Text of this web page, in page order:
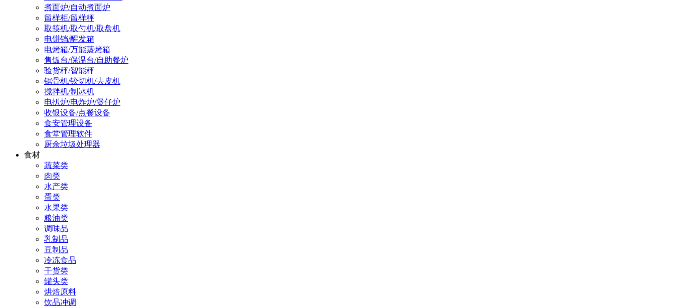
煮面炉/自动煮面炉
留样柜/留样秤
取筷机/取勺机/取盘机
电饼铛/醒发箱
电烤箱/万能蒸烤箱
售饭台/保温台/自助餐炉
验货秤/智能秤
锯骨机/铰切机/去皮机
搅拌机/制冰机
电扒炉/电炸炉/煲仔炉
收银设备/点餐设备
食安管理设备
食堂管理软件
厨余垃圾处理器
食材
蔬菜类
肉类
水产类
蛋类
水果类
粮油类
调味品
乳制品
豆制品
冷冻食品
干货类
罐头类
烘焙原料
饮品冲调